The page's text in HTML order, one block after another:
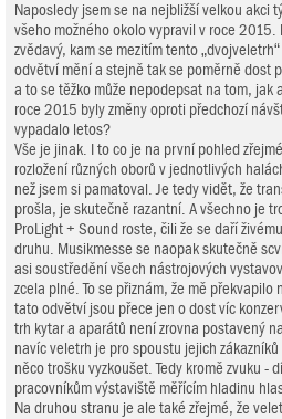
Naposledy jsem se na nejbližší velkou akci
všeho možného okolo vypravil v roce
zvědavý, kam se mezitím tento
odvětví mění a stejně tak se poměrně dost
a to se těžko může nepodepsat na tom, jak
roce 2015 byly změny oproti předchozí
vypadalo letos?
Vše je jinak. I to co je na první pohled
rozložení různých oborů v jednotlivých
než jsem si pamatoval. Je tedy vidět, že
prošla, je skutečně razantní. A všechno je
ProLight + Sound roste, čili že se daří
druhu. Musikmesse se naopak skutečně
asi soustředění všech nástrojových
zcela plné. To se přiznám, že mě překvapilo
tato odvětví jsou přece jen o dost víc
trh kytar a aparátů není zrovna postavený
navíc veletrh je pro spoustu jejich
něco trošku vyzkoušet. Tedy kromě zvuku -
pracovníkům výstaviště měřícím hladinu
Na druhou stranu je ale také zřejmé, že